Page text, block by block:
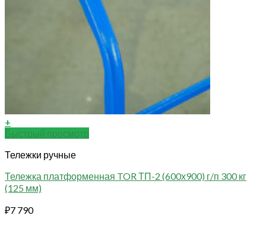
+
Быстрый просмотр
Тележки ручные
Тележка платформенная TOR ТП-2 (600х900) г/п 300 кг
(125 мм)
₽7 790